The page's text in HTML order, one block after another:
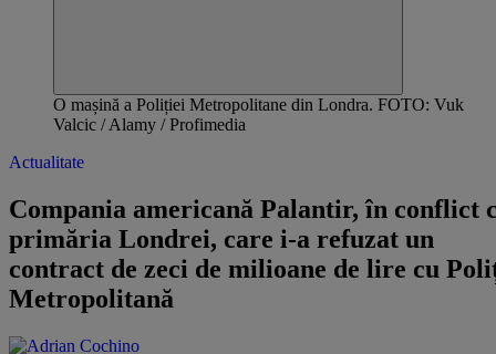
O mașină a Poliției Metropolitane din Londra. FOTO: Vuk
Valcic / Alamy / Profimedia
Actualitate
Compania americană Palantir, în conflict
primăria Londrei, care i-a refuzat un
contract de zeci de milioane de lire cu
Metropolitană